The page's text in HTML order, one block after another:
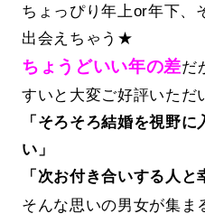
ちょっぴり年上or年下、
出会えちゃう★
ちょうどいい年の差だ
すいと大変ご好評いただ
「そろそろ結婚を視野
い」
「次お付き合いする人と
そんな思いの男女が集ま